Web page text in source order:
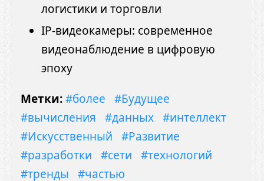
логистики и торговли
IP-видеокамеры: современное
видеонаблюдение в цифровую
эпоху
Метки:#более
#Будущее
#вычисления
#данных #интеллект
#Искусственный
#Развитие
#разработки
#сети
#технологий
#тренды
#частью